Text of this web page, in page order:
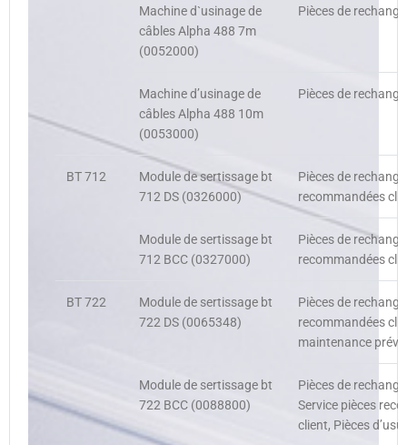
Machine d`usinage de
câbles Alpha 488 7m
(0052000)
Pièces de
Machine d’usinage de
câbles Alpha 488 10m
(0053000)
Pièces de
BT 712
Module de sertissage bt
712 DS (0326000)
Pièces de
recommandées
Module de sertissage bt
712 BCC (0327000)
Pièces de
recommandées
BT 722
Module de sertissage bt
722 DS (0065348)
Pièces de
recommandées
maintenance
Module de sertissage bt
722 BCC (0088800)
Pièces de
Service pièces
client, Pièces